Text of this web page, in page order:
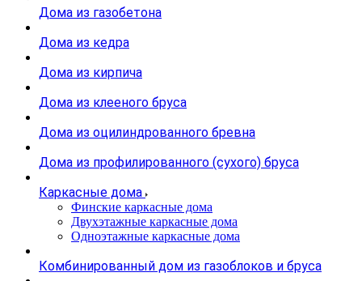
Дома из газобетона
Дома из кедра
Дома из кирпича
Дома из клееного бруса
Дома из оцилиндрованного бревна
Дома из профилированного (сухого) бруса
Каркасные дома
Финские каркасные дома
Двухэтажные каркасные дома
Одноэтажные каркасные дома
Комбинированный дом из газоблоков и бруса